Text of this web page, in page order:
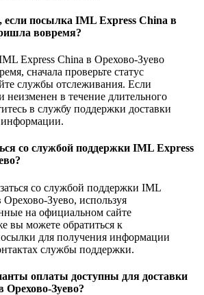
если посылка IML Express China в
вовремя?
Express China в Орехово-Зуево
сначала проверьте статус
службы отслеживания. Если
неизменен в течение длительного
в службу поддержки доставки
информации.
со службой поддержки IML Express
со службой поддержки IML
Орехово-Зуево, используя
на официальном сайте
вы можете обратиться к
для получения информации
службы поддержки.
оплаты доступны для доставки
Орехово-Зуево?